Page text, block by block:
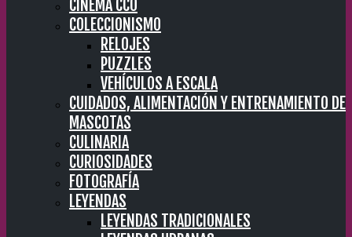
CINEMA CC0
COLECCIONISMO
RELOJES
PUZZLES
VEHÍCULOS A ESCALA
CUIDADOS, ALIMENTACIÓN Y ENTRENAMIENTO DE
MASCOTAS
CULINARIA
CURIOSIDADES
FOTOGRAFÍA
LEYENDAS
LEYENDAS TRADICIONALES